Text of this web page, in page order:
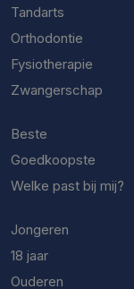
Tandarts
Orthodontie
Fysiotherapie
Zwangerschap
Beste
Goedkoopste
Welke past bij mij?
Jongeren
18 jaar
Ouderen